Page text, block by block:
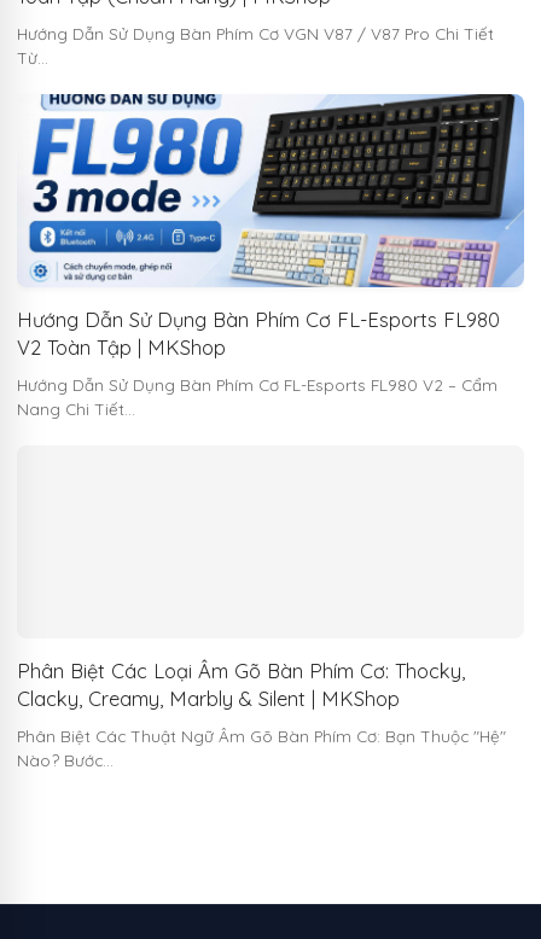
Hướng Dẫn Sử Dụng Bàn Phím Cơ VGN V87 / V87 Pro Chi Tiết
Từ…
Hướng Dẫn Sử Dụng Bàn Phím Cơ FL-Esports FL980
V2 Toàn Tập | MKShop
Hướng Dẫn Sử Dụng Bàn Phím Cơ FL-Esports FL980 V2 – Cẩm
Nang Chi Tiết…
Phân Biệt Các Loại Âm Gõ Bàn Phím Cơ: Thocky,
Clacky, Creamy, Marbly & Silent | MKShop
Phân Biệt Các Thuật Ngữ Âm Gõ Bàn Phím Cơ: Bạn Thuộc "Hệ"
Nào? Bước…